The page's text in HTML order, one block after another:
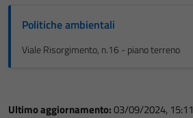
Politiche ambientali
Viale Risorgimento, n.16 - piano terreno
Ultimo aggiornamento:03/09/2024, 15:11